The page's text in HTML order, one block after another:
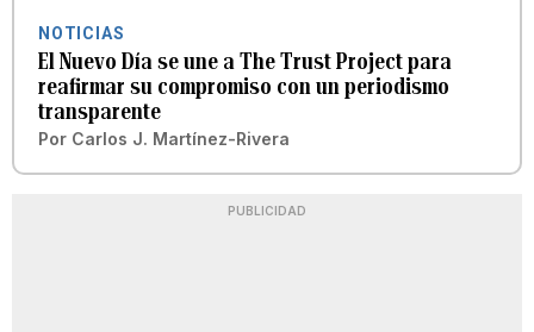
NOTICIAS
El Nuevo Día se une a The Trust Project para
reafirmar su compromiso con un periodismo
transparente
Por Carlos J. Martínez-Rivera
PUBLICIDAD